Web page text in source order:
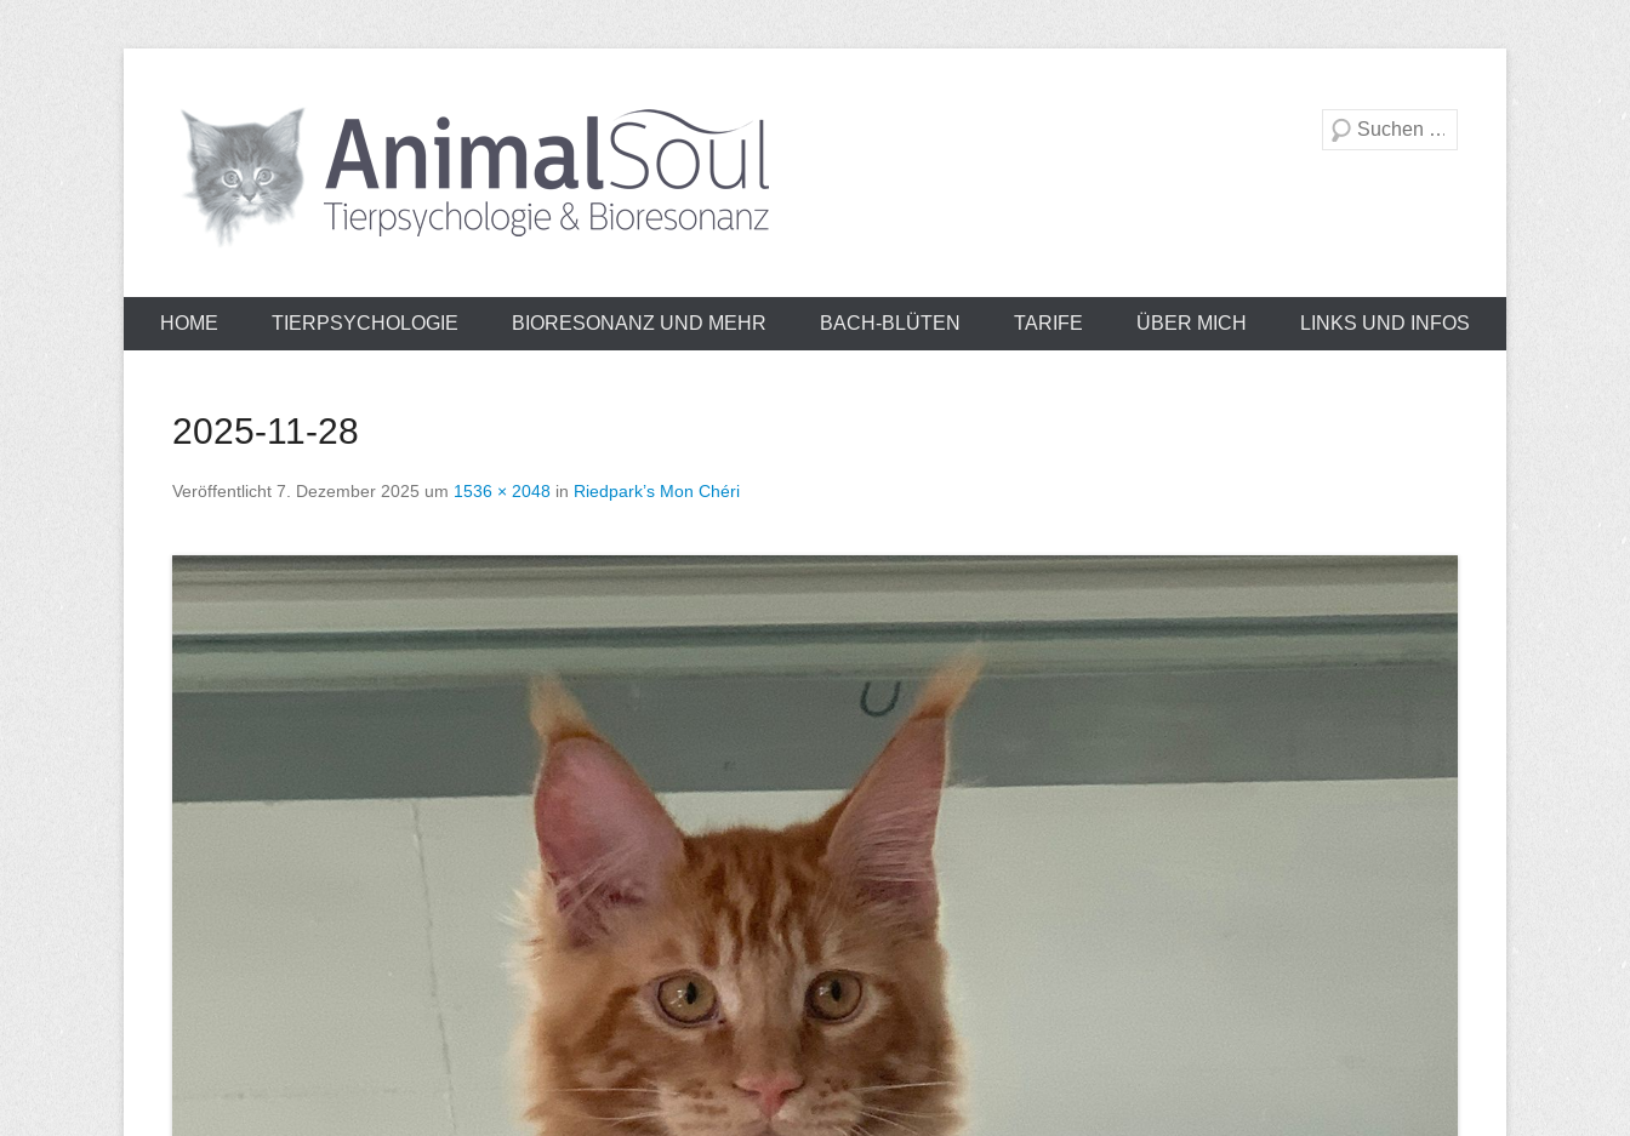
wechseln
AnimalSoul GmbH
Suche
HOME TIERPSYCHOLOGIE BIORESONANZ UND MEHR BACH-BLÜTEN TARIFE ÜBER MICH LINKS UND INFOS
2025-11-28
Veröffentlicht 7. Dezember 2025 um 1536 × 2048 in Riedpark’s Mon Chéri